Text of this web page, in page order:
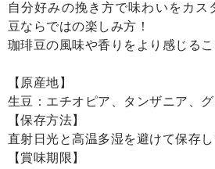
自分好みの挽き方で味わいをカス
豆ならではの楽しみ方！
珈琲豆の風味や香りをより感じるこ
【原産地】
生豆：エチオピア、タンザニア、
【保存方法】
直射日光と高温多湿を避けて保存し
【賞味期限】